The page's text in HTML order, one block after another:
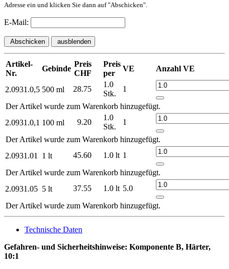
Adresse ein und klicken Sie dann auf "Abschicken".
E-Mail:
Abschicken ausblenden
Artikel-
Nr.
Gebinde
Preis
CHF
Preis
per
VE Anzahl VE
2.0931.0,5 500 ml 28.75
1.0
Stk.
1
Der Artikel wurde zum Warenkorb hinzugefügt.
2.0931.0,1 100 ml 9.20
1.0
Stk.
1
Der Artikel wurde zum Warenkorb hinzugefügt.
2.0931.01
1 lt 45.60 1.0 lt 1
Der Artikel wurde zum Warenkorb hinzugefügt.
2.0931.05 5 lt 37.55 1.0 lt 5.0
Der Artikel wurde zum Warenkorb hinzugefügt.
Technische Daten
Gefahren- und Sicherheitshinweise: Komponente B, Härter,
10:1